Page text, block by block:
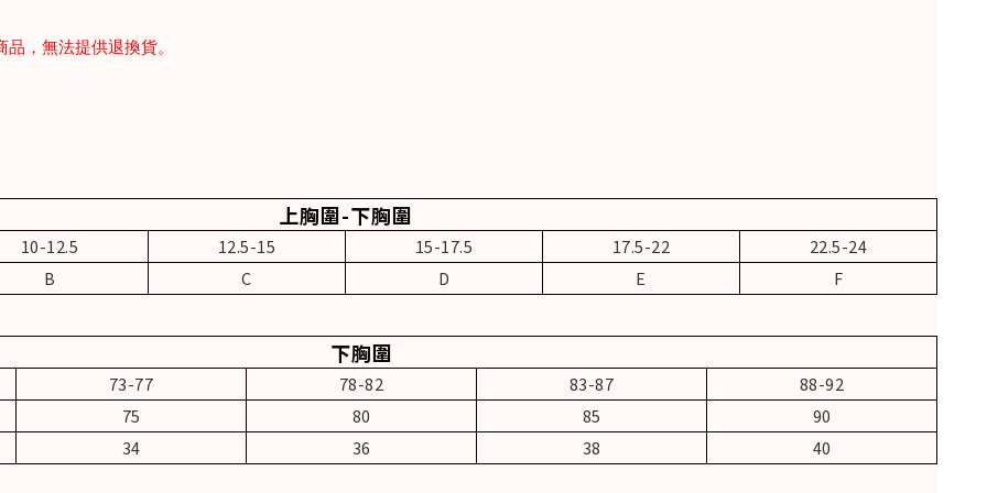
，無法提供退換貨。
上胸圍-下胸圍
10-12.5 12.5-15 15-17.5 17.5-22
22.5-24
B
C D E F
下胸圍
73-77 78-82 83-87
88-92
75
80 85
90
34
36 38 40